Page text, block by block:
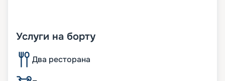
Услуги на борту
Два ресторана